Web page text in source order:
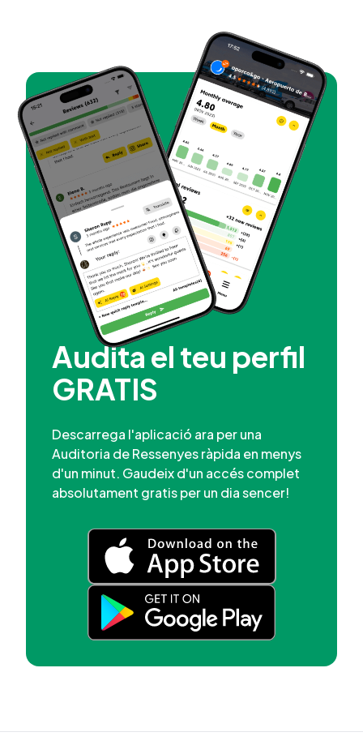
Audita el teu perfil
GRATIS
Descarrega l'aplicació ara per una
Auditoria de Ressenyes ràpida en menys
d'un minut. Gaudeix d'un accés complet
absolutament gratis per un dia sencer!